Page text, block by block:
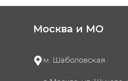
Москва и МО
м. Шаболовская